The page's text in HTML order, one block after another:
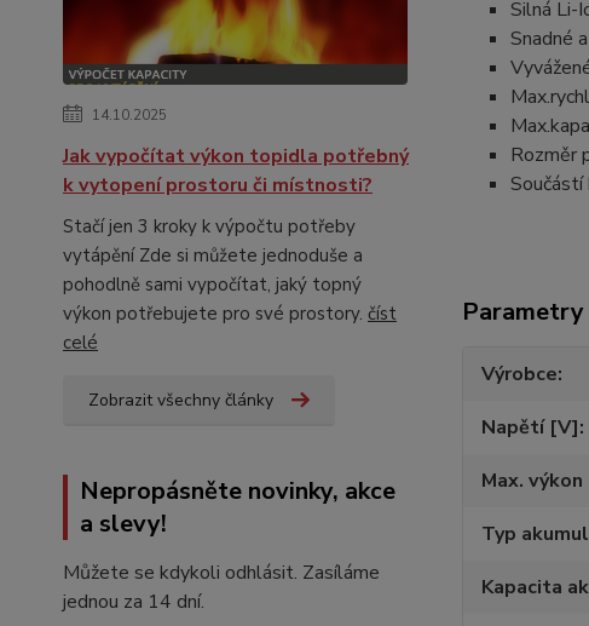
14.10.2025
Jak vypočítat výkon topidla potřebný
k vytopení prostoru či místnosti?
Stačí jen 3 kroky k výpočtu potřeby
vytápění Zde si můžete jednoduše a
pohodlně sami vypočítat, jaký topný
výkon potřebujete pro své prostory. číst
celé
Zobrazit všechny články
Nepropásněte novinky, akce
a slevy!
Můžete se kdykoli odhlásit. Zasíláme
jednou za 14 dní.
Silná Li-
Snadné
Rozměr
Součástí
Parametry
Výrobce
Napětí [V]
Max.
Typ
Kapacita